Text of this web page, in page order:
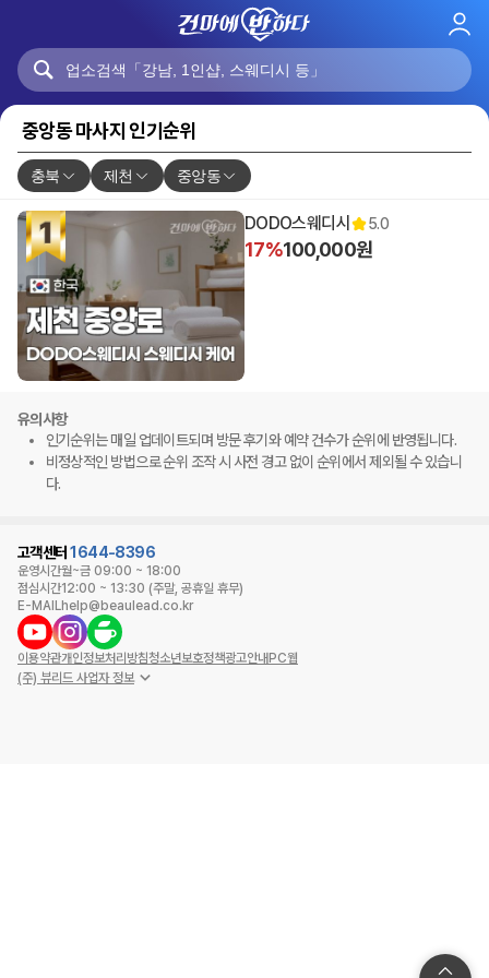
로
중앙동 마사지 인기순위
충북 제천 중앙동
DODO스웨디시 5.0
17%100,000원
유의사항
인기순위는 매일 업데이트되며 방문 후기와 예약 건수가 순위에 반영됩니다.
비정상적인 방법으로 순위 조작 시 사전 경고 없이 순위에서 제외될 수 있습니
다.
고객센터 1644-8396
운영시간월~금 09:00 ~ 18:00
점심시간12:00 ~ 13:30 (주말, 공휴일 휴무)
E-MAILhelp@beaulead.co.kr
이용약관개인정보처리방침청소년보호정책광고안내 PC웹
(주) 뷰리드 사업자 정보